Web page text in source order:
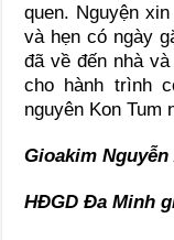
quen. Nguyện
và hẹn có ngày
đã về đến nhà
cho hành trình
nguyên Kon Tum
Gioakim Nguyễn
HĐGD Đa Minh